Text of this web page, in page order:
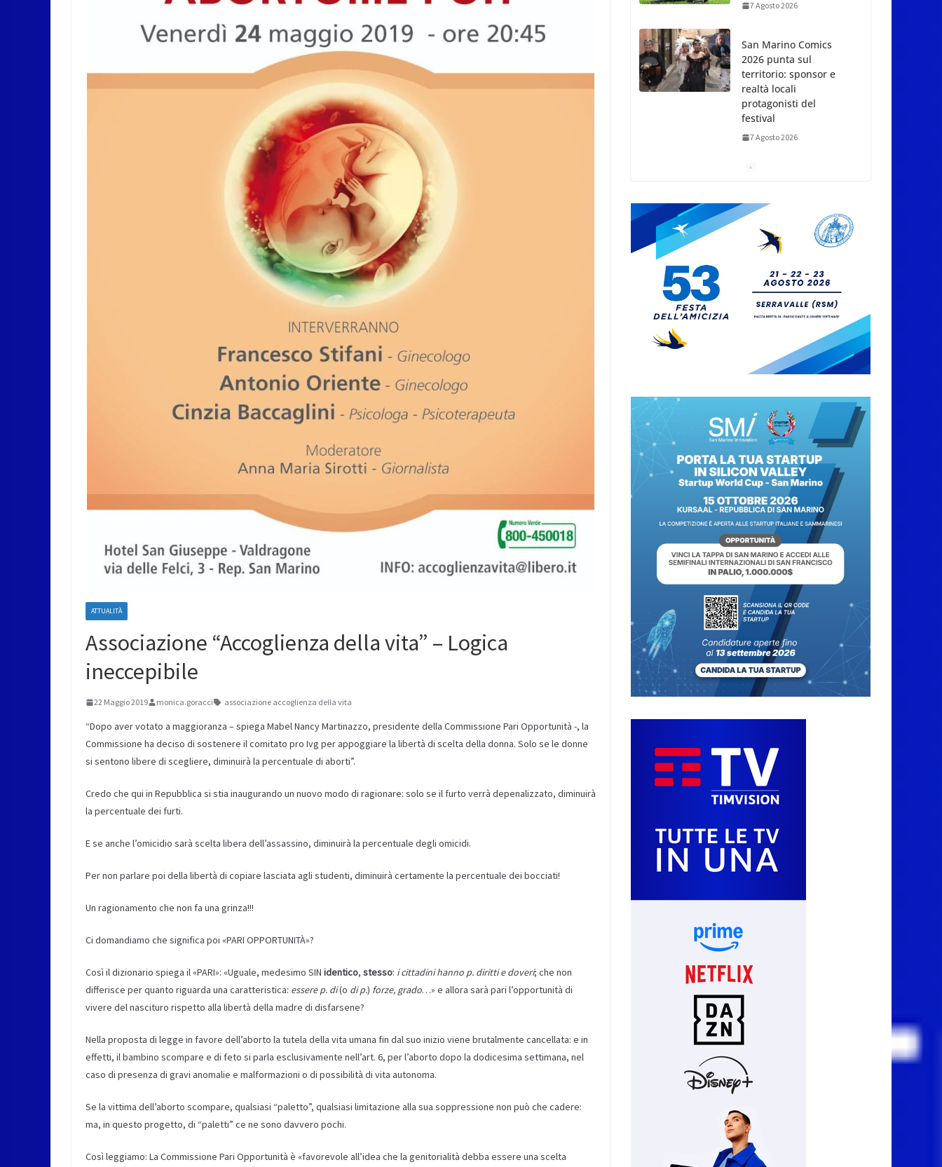
ATTUALITÀ
Associazione “Accoglienza della vita” – Logica
ineccepibile
22 Maggio 2019 monica.goracci associazione accoglienza della vita
“Dopo aver votato a maggioranza – spiega Mabel Nancy Martinazzo, presidente della Commissione Pari Opportunità -, la
Commissione ha deciso di sostenere il comitato pro Ivg per appoggiare la libertà di scelta della donna. Solo se le donne
si sentono libere di scegliere, diminuirà la percentuale di aborti”.
Credo che qui in Repubblica si stia inaugurando un nuovo modo di ragionare: solo se il furto verrà depenalizzato, diminuirà
la percentuale dei furti.
E se anche l’omicidio sarà scelta libera dell’assassino, diminuirà la percentuale degli omicidi.
Per non parlare poi della libertà di copiare lasciata agli studenti, diminuirà certamente la percentuale dei bocciati!
Un ragionamento che non fa una grinza!!!
Ci domandiamo che significa poi «PARI OPPORTUNITÀ»?
Così il dizionario spiega il «PARI»: «Uguale, medesimo SIN identico, stesso: i cittadini hanno p. diritti e doveri; che non
differisce per quanto riguarda una caratteristica: essere p. di(o di p.) forze, grado…» e allora sarà pari l’opportunità di
vivere del nascituro rispetto alla libertà della madre di disfarsene?
Nella proposta di legge in favore dell’aborto la tutela della vita umana fin dal suo inizio viene brutalmente cancellata: e in
effetti, il bambino scompare e di feto si parla esclusivamente nell’art. 6, per l’aborto dopo la dodicesima settimana, nel
caso di presenza di gravi anomalie e malformazioni o di possibilità di vita autonoma.
Se la vittima dell’aborto scompare, qualsiasi “paletto”, qualsiasi limitazione alla sua soppressione non può che cadere:
ma, in questo progetto, di “paletti” ce ne sono davvero pochi.
Così leggiamo: La Commissione Pari Opportunità è «favorevole all’idea che la genitorialità debba essere una scelta
7 Agosto 2026
San Marino Comics
2026 punta sul
territorio: sponsor e
realtà locali
protagonisti del
festival
7 Agosto 2026
verso l’ora del
tramonto. I luoghi del
territorio dove si potrà
ammirare
7 Agosto 2026
San Marino, stop agli
abbruciamenti di
residui agricoli e
vegetali fino al 15
settembre. Previste
Caccuri celebra
Roberto Sergio:
cittadinanza onoraria,
chiavi della città e
premio alla carriera
7 Agosto 2026